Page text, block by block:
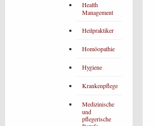
Health
Management
Heilpraktiker
Homöopathie
Hygiene
Krankenpflege
Medizinische
und
pflegerische